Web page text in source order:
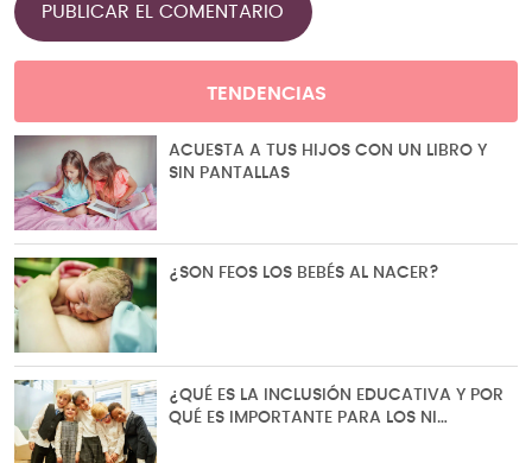
TENDENCIAS
ACUESTA A TUS HIJOS CON UN LIBRO Y
SIN PANTALLAS
¿SON FEOS LOS BEBÉS AL NACER?
¿QUÉ ES LA INCLUSIÓN EDUCATIVA Y POR
QUÉ ES IMPORTANTE PARA LOS NI…